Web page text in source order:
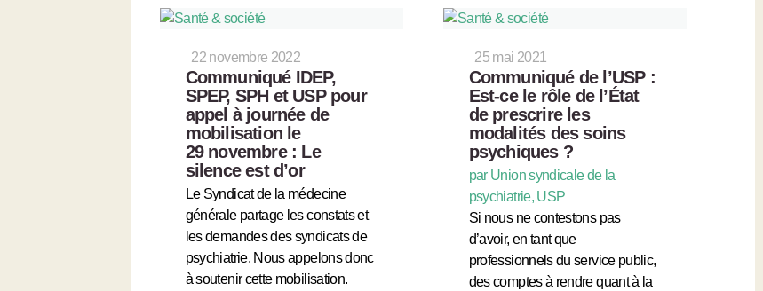
22 novembre 2022
Communiqué IDEP,
SPEP, SPH et USP pour
appel à journée de
mobilisation le
29 novembre : Le
silence est d’or
Le Syndicat de la médecine
générale partage les constats et
les demandes des syndicats de
psychiatrie. Nous appelons donc
à soutenir cette mobilisation.
25 mai 2021
Communiqué de l’USP :
Est-ce le rôle de l’État
de prescrire les
modalités des soins
psychiques ?
par Union syndicale de la
psychiatrie, USP
Si nous ne contestons pas
d’avoir, en tant que
professionnels du service public,
des comptes à rendre quant à la